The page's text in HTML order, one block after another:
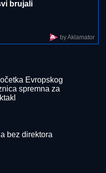
Divac pokazala rodni
Americi se baškari sa
PAŽNJU
POKLON ZA
u pekaru da pravim
JE"
Asmin Durdžić
rođenu majku zbog